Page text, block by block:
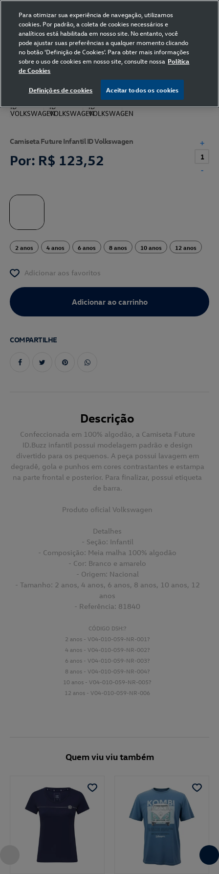
Home Volkswagen Vestuário Camiseta
Camiseta Future Infantil ID Volkswagen
Por: R$ 123,52
2 anos 4 anos 6 anos 8 anos 10 anos 12 anos
-
+
Adicionar aos favoritos
COMPARTILHE
Descrição
Confeccionada em 100% algodão, a Camiseta Future
ID.Buzz infantil possui modelagem padrão e design
divertido para os pequenos. A peça possui lavagem em
degradê, gola e punhos em cores contrastantes e estampa
na parte frontal e posterior. Para finalizar, possui etiqueta
de barra.
Produto oficial Volkswagen
Detalhes
- Seção: Infantil
- Composição: Meia malha 100% algodão
- Cor: Branco e amarelo
- Origem: Nacional
- Tamanho: 2 anos, 4 anos, 6 anos, 8 anos, 10 anos, 12
anos
- Referência: 81840
CÓDIGO DSH:?
2 anos - V04-010-059-NR-001?
4 anos - V04-010-059-NR-002?
6 anos - V04-010-059-NR-003?
8 anos - V04-010-059-NR-004?
10 anos - V04-010-059-NR-005?
12 anos - V04-010-059-NR-006
Quem viu viu também
Para otimizar sua experiência de navegação, utilizamos
cookies. Por padrão, a coleta de cookies necessários e
analíticos está habilitada em nosso site. No entanto, você
pode ajustar suas preferências a qualquer momento clicando
no botão 'Definição de Cookies'. Para obter mais informações
sobre o uso de cookies em nosso site, consulte nossa Política
de Cookies
Definições de cookies Aceitar todos os cookies